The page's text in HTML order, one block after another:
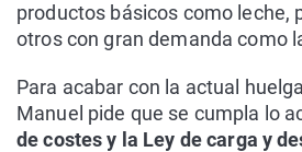
productos básicos como leche,
otros con gran demanda como
Para acabar con la actual
Manuel pide que se cumpla lo
de costes y la Ley de carga y